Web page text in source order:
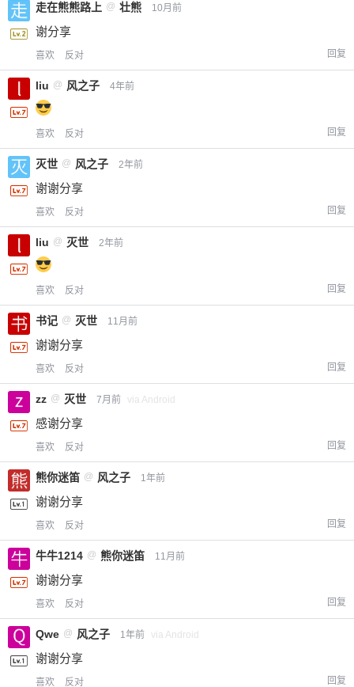
走在熊熊路上 @ 壮熊 10月前
谢分享
喜欢 反对 回复
liu @ 风之子 4年前
喜欢 反对 回复
灭世 @ 风之子 2年前
谢谢分享
喜欢 反对 回复
liu @ 灭世 2年前
喜欢 反对 回复
书记 @ 灭世 11月前
谢谢分享
喜欢 反对 回复
zz @ 灭世 7月前 via Android
感谢分享
喜欢 反对 回复
熊你迷笛 @ 风之子 1年前
谢谢分享
喜欢 反对 回复
牛牛1214 @ 熊你迷笛 11月前
谢谢分享
喜欢 反对 回复
Qwe @ 风之子 1年前 via Android
谢谢分享
喜欢 反对 回复